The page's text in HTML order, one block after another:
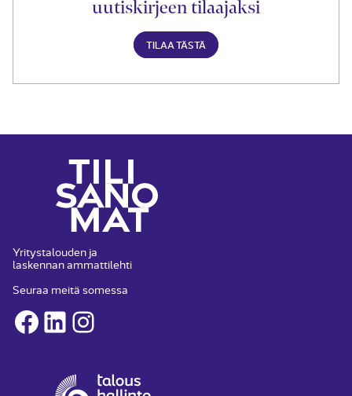
uutiskirjeen tilaajaksi
TILAA TÄSTÄ
Yritystalouden ja
laskennan ammattilehti
Seuraa meitä somessa
Facebook
LinkedInInstagram